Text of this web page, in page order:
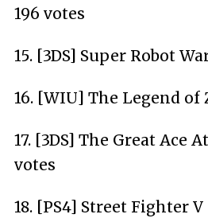
196 votes
15. [3DS] Super Robot
16. [WIU] The Legend of
17. [3DS] The Great Ace
votes
18. [PS4] Street Fighter